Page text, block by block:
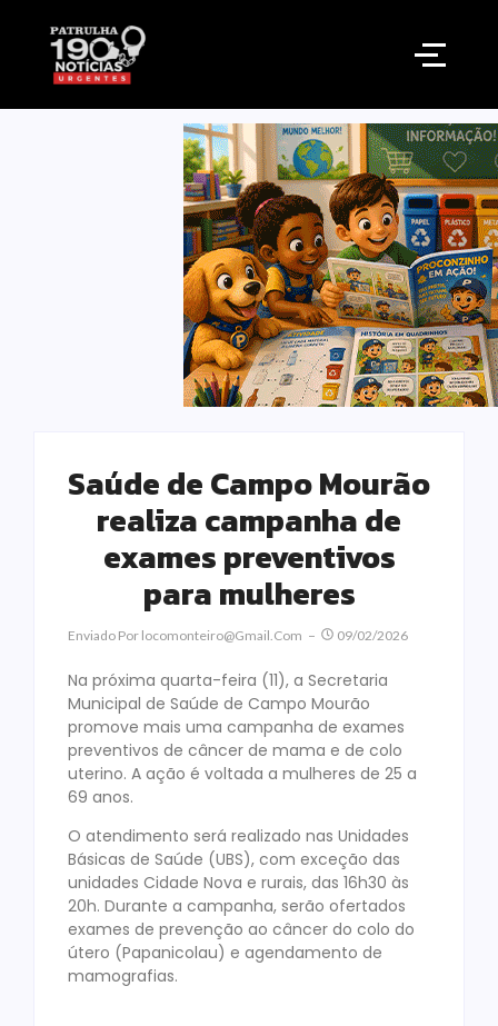
Saúde de Campo Mourão
realiza campanha de
exames preventivos
para mulheres
Enviado Por Locomonteiro@gmail.com 09/02/2026
Na próxima quarta-feira (11), a Secretaria
Municipal de Saúde de Campo Mourão
promove mais uma campanha de exames
preventivos de câncer de mama e de colo
uterino. A ação é voltada a mulheres de 25 a
69 anos.
O atendimento será realizado nas Unidades
Básicas de Saúde (UBS), com exceção das
unidades Cidade Nova e rurais, das 16h30 às
20h. Durante a campanha, serão ofertados
exames de prevenção ao câncer do colo do
útero (Papanicolau) e agendamento de
mamografias.